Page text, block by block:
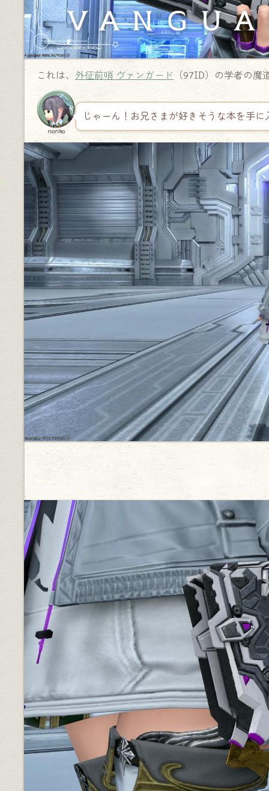
これは、 外征前哨 ヴァンガード （97ID）の学者の魔
noriko
じゃーん！お兄さまが好きそうな本を手